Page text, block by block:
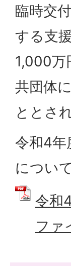
臨時交
する支
1,000万
共団体
ととさ
令和4年
につい
令和
ファ